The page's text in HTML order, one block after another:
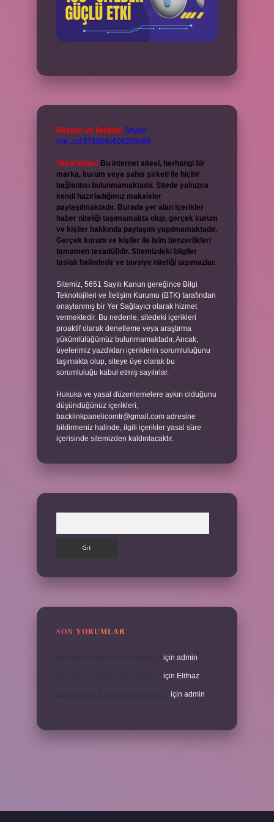
Reklam ve İletişim: Skype:
live:.cid.575569c608265c69
Yasal Uyarı: Bu internet sitesi, herhangi bir
marka, kurum veya şahıs şirketi ile hiçbir
bağlantısı bulunmamaktadır. Sitede yalnızca
kendi hazırladığımız makaleler
paylaşılmaktadır. Burada yer alan içerikler
haber niteliği taşımamakta olup, gerçek kurum
ve kişiler hakkında paylaşım yapılmamaktadır.
Gerçek kurum ve kişiler ile isim benzerlikleri
tamamen tesadüfidir. Sitemizdeki bilgiler
taslak halindedir ve tavsiye niteliği taşımazlar.
Sitemiz, 5651 Sayılı Kanun gereğince Bilgi
Teknolojileri ve İletişim Kurumu (BTK) tarafından
onaylanmış bir Yer Sağlayıcı olarak hizmet
vermektedir. Bu nedenle, sitedeki içerikleri
proaktif olarak denetleme veya araştırma
yükümlülüğümüz bulunmamaktadır. Ancak,
üyelerimiz yazdıkları içeriklerin sorumluluğunu
taşımakta olup, siteye üye olarak bu
sorumluluğu kabul etmiş sayılırlar.
Hukuka ve yasal düzenlemelere aykırı olduğunu
düşündüğünüz içerikleri,
backlinkpanelicomtr@gmail.com adresine
bildirmeniz halinde, ilgili içerikler yasal süre
içerisinde sitemizden kaldırılacaktır.
SON YORUMLAR
için admin
için Elifnaz
için admin